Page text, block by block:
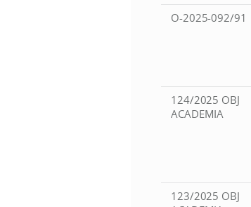
O-2025-092/91
124/2025 OBJ
ACADEMIA
123/2025 OBJ